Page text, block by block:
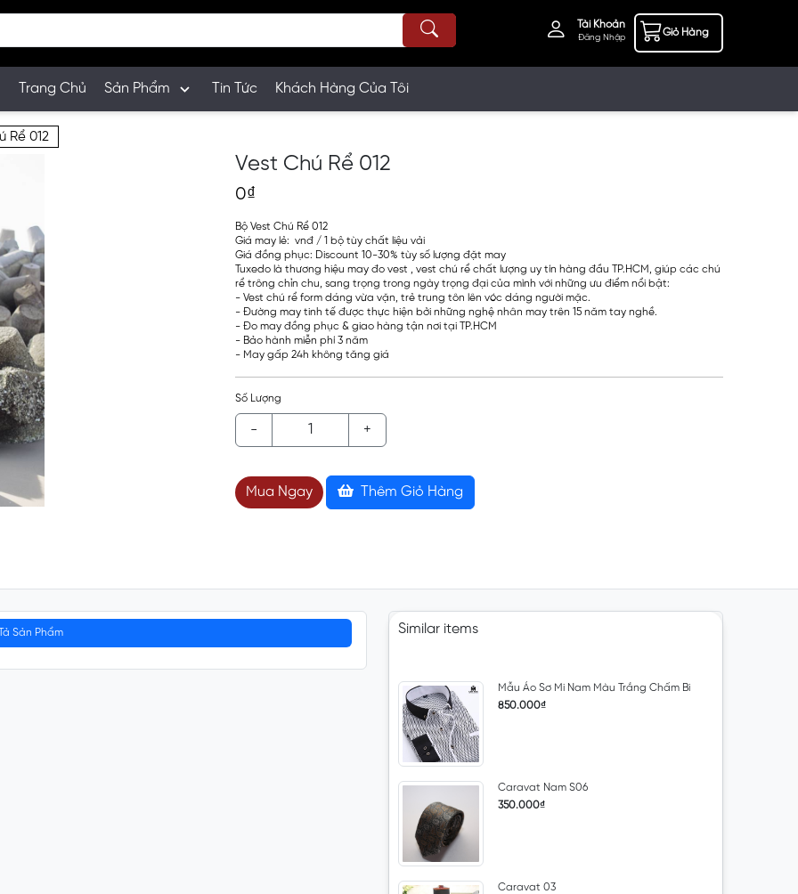
Tài Khoản
Đăng Nhập Giỏ Hàng
Trang Chủ Sản Phẩm Tin Tức Khách Hàng Của Tôi
Rể 012
Vest Chú Rể 012
0₫
Bộ Vest Chú Rể 012
Giá may lẻ: vnđ / 1 bộ tùy chất liệu vải
Giá đồng phục: Discount 10-30% tùy số lượng đặt may
Tuxedo là thương hiệu may đo vest , vest chú rể chất lượng uy tín hàng đầu TP.HCM, giúp các chú
rể trông chỉn chu, sang trọng trong ngày trọng đại của mình với những ưu điểm nổi bật:
- Vest chú rể form dáng vừa vặn, trẻ trung tôn lên vóc dáng người mặc.
- Đường may tinh tế được thực hiện bởi những nghệ nhân may trên 15 năm tay nghề.
- Đo may đồng phục & giao hàng tận nơi tại TP.HCM
- Bảo hành miễn phí 3 năm
- May gấp 24h không tăng giá
Số Lượng
- +
Mua Ngay Thêm Giỏ Hàng
Sản Phẩm Similar items
Mẫu Áo Sơ Mi Nam Màu Trắng Chấm Bi
850.000₫
Caravat Nam S06
350.000₫
Caravat 03